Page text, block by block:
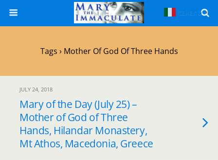
Tags › Mother Of God Of Three Hands
JULY 24, 2018
Mary of the Day (July 25) –
Mother of God of Three
Hands, Hilandar Monastery,
Mt Athos, Macedonia, Greece
Italiano ▼